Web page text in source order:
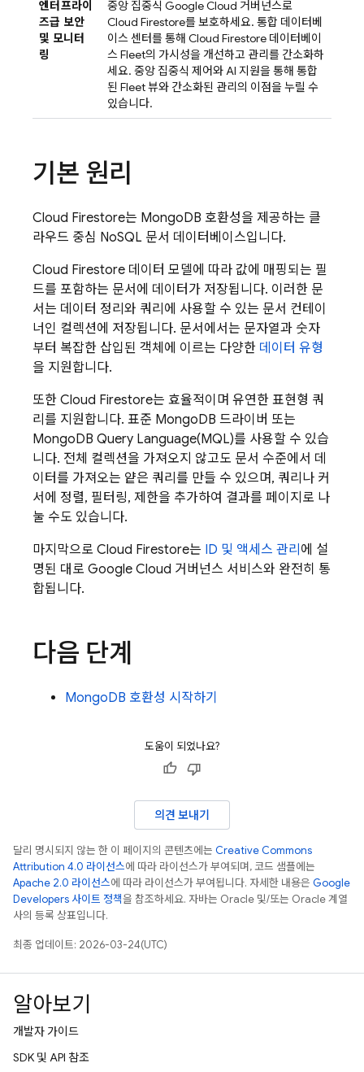
엔터프라이
즈급 보안
및 모니터
링
중앙 집중식 Google Cloud 거버넌스로
Cloud Firestore를 보호하세요. 통합 데이터베
이스 센터를 통해 Cloud Firestore 데이터베이
스 Fleet의 가시성을 개선하고 관리를 간소화하
세요. 중앙 집중식 제어와 AI 지원을 통해 통합
된 Fleet 뷰와 간소화된 관리의 이점을 누릴 수
있습니다.
기본 원리
Cloud Firestore는 MongoDB 호환성을 제공하는 클
라우드 중심 NoSQL 문서 데이터베이스입니다.
Cloud Firestore 데이터 모델에 따라 값에 매핑되는 필
드를 포함하는 문서에 데이터가 저장됩니다. 이러한 문
서는 데이터 정리와 쿼리에 사용할 수 있는 문서 컨테이
너인 컬렉션에 저장됩니다. 문서에서는 문자열과 숫자
부터 복잡한 삽입된 객체에 이르는 다양한 데이터 유형
을 지원합니다.
또한 Cloud Firestore는 효율적이며 유연한 표현형 쿼
리를 지원합니다. 표준 MongoDB 드라이버 또는
MongoDB Query Language(MQL)를 사용할 수 있습
니다. 전체 컬렉션을 가져오지 않고도 문서 수준에서 데
이터를 가져오는 얕은 쿼리를 만들 수 있으며, 쿼리나 커
서에 정렬, 필터링, 제한을 추가하여 결과를 페이지로 나
눌 수도 있습니다.
마지막으로 Cloud Firestore는 ID 및 액세스 관리 에 설
명된 대로 Google Cloud 거버넌스 서비스와 완전히 통
합됩니다.
다음 단계
MongoDB 호환성 시작하기
도움이 되었나요?
의견 보내기
달리 명시되지 않는 한 이 페이지의 콘텐츠에는 Creative Commons
Attribution 4.0 라이선스에 따라 라이선스가 부여되며, 코드 샘플에는
Apache 2.0 라이선스에 따라 라이선스가 부여됩니다. 자세한 내용은 Google
Developers 사이트 정책을 참조하세요. 자바는 Oracle 및/또는 Oracle 계열
사의 등록 상표입니다.
최종 업데이트: 2026-03-24(UTC)
알아보기
개발자 가이드
SDK 및 API 참조